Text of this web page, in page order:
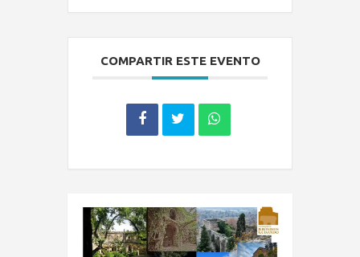
COMPARTIR ESTE EVENTO